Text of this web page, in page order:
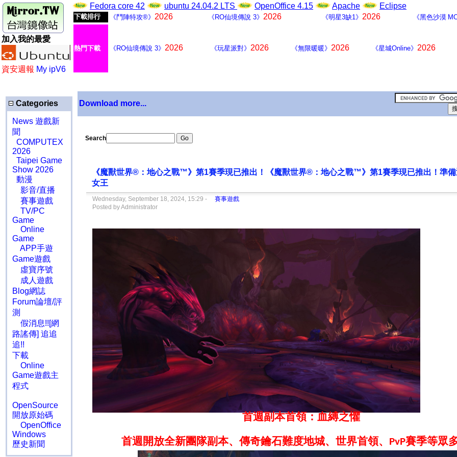
加入我的最愛
資安週報 My ipV6
Fedora core 42 ubuntu 24.04.2 LTS OpenOffice 4.15 Apache Eclipse
下載排行 《鬥陣特攻®》 2026 《RO仙境傳說 3》 2026 《明星3缺1》 2026 《黑色沙漠
熱門下載 《RO仙境傳說 3》 2026 《玩星派對》 2026 《無限暖暖》 2026 《星城Online》 2026
Categories
News 遊戲新
聞
COMPUTEX
2026
Taipei Game
Show 2026
動漫
影音/直播
賽事遊戲
TV/PC
Game
Online
Game
APP手遊
Game遊戲
虛寶序號
成人遊戲
Blog網誌
Forum論壇/評
測
假消息!![網
路謠傳] 追追
追!!
下載
Online
Game遊戲主
程式
OpenSource
開放原始碼
OpenOffice
Windows
歷史新聞
Download more...
Search
《魔獸世界®：地心之戰™》第1賽季現已推出！《魔獸世界®：地心之戰™》第1賽季現已推出！準
女王
Wednesday, September 18, 2024, 15:29 -
賽事遊戲
Posted by Administrator
首週副本首領：血縛之懼
首週開放全新團隊副本、傳奇鑰石難度地城、世界首領、
PvP賽季等眾